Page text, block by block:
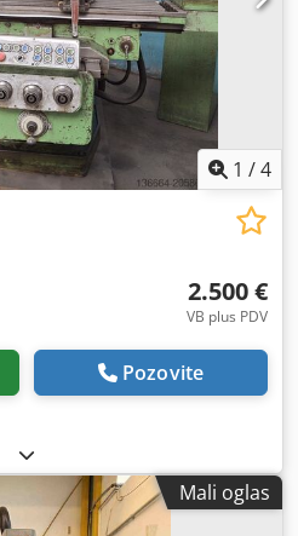
1 /4
2.500 €
VB plus PDV
Pozovite
Mali oglas